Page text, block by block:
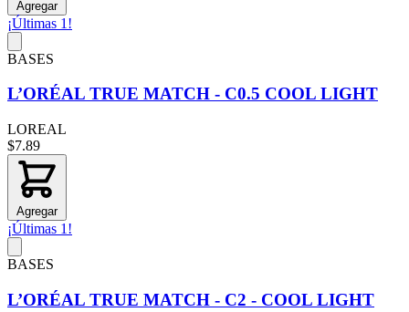
Agregar
¡Últimas 1!
BASES
L’ORÉAL TRUE MATCH - C0.5 COOL LIGHT
LOREAL
$7.89
Agregar
¡Últimas 1!
BASES
L’ORÉAL TRUE MATCH - C2 - COOL LIGHT